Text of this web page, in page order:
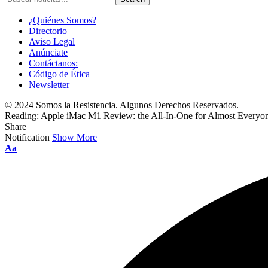
¿Quiénes Somos?
Directorio
Aviso Legal
Anúnciate
Contáctanos:
Código de Ética
Newsletter
© 2024 Somos la Resistencia. Algunos Derechos Reservados.
Reading: Apple iMac M1 Review: the All-In-One for Almost
Share
Notification Show More
Font
Aa